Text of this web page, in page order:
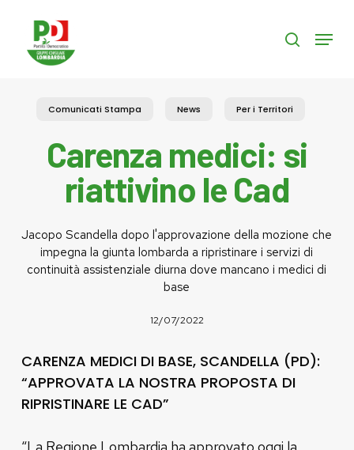
content
search
Menu
Comunicati Stampa News Per i Territori
Carenza medici: si
riattivino le Cad
Jacopo Scandella dopo l'approvazione della mozione che
impegna la giunta lombarda a ripristinare i servizi di
continuità assistenziale diurna dove mancano i medici di
base
12/07/2022
CARENZA MEDICI DI BASE, SCANDELLA (PD):
“APPROVATA LA NOSTRA PROPOSTA DI
RIPRISTINARE LE CAD”
“La Regione Lombardia ha approvato oggi la